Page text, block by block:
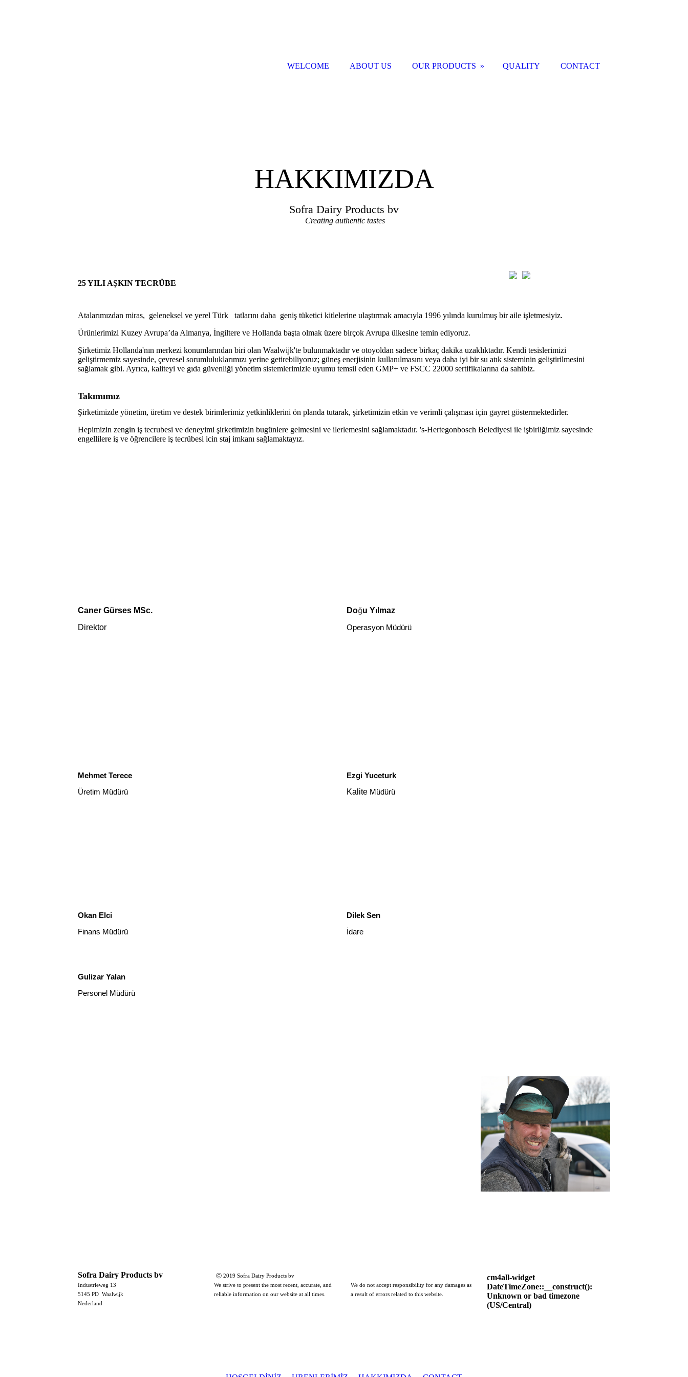
HAKKIMIZDA
Sofra Dairy Products bv
Creating authentic tastes
25 YILI AȘKIN TECRÜBE
Atalarımızdan miras, geleneksel ve yerel Türk tatlarını daha geniş tüketici kitlelerine ulaştırmak amacıyla 1996 yılında kurulmuş bir aile işletmesiyiz.
Ürünlerimizi Kuzey Avrupa’da Almanya, İngiltere ve Hollanda başta olmak üzere birçok Avrupa ülkesine temin ediyoruz.
Şirketimiz Hollanda'nın merkezi konumlarından biri olan Waalwijk'te bulunmaktadır ve otoyoldan sadece birkaç dakika uzaklıktadır. Kendi tesislerimizi
geliştirmemiz sayesinde, çevresel sorumluluklarımızı yerine getirebiliyoruz; güneş enerjisinin kullanılmasını veya daha iyi bir su atık sisteminin geliştirilmesini
sağlamak gibi. Ayrıca, kaliteyi ve gıda güvenliği yönetim sistemlerimizle uyumu temsil eden GMP+ ve FSCC 22000 sertifikalarına da sahibiz.
Takımımız
Şirketimizde yönetim, üretim ve destek birimlerimiz yetkinliklerini ön planda tutarak, şirketimizin etkin ve verimli çalışması için gayret göstermektedirler.
Hepimizin zengin iş tecrubesi ve deneyimi şirketimizin bugünlere gelmesini ve ilerlemesini sağlamaktadır. 's-Hertegonbosch Belediyesi ile işbirliğimiz sayesinde
engellilere iş ve öğrencilere iş tecrübesi icin staj imkanı sağlamaktayız.
Caner Gürses MSc.
Direktor
Doğu Yı lmaz
Operasyon Müdürü
Mehmet Terece
Üretim Müdürü
Ezgi Yuceturk
Kalite Müdürü
Okan Elci
Finans Müdürü
Dilek Sen
İdare
Gulizar Yalan
Personel Müdürü
Sofra Dairy Products bv
Industrieweg 13
5145 PD Waalwijk
Nederland
Ⓒ 2019 Sofra Dairy Products bv
We strive to present the most recent, accurate, and
reliable information on our website at all times.
We do not accept responsibility for any damages as
a result of errorsrelated to this website.
cm4all-widget
DateTimeZone::__construct():
Unknown or bad timezone
(US/Central)
WELCOME ABOUT US OUR PRODUCTS QUALITY CONTACT